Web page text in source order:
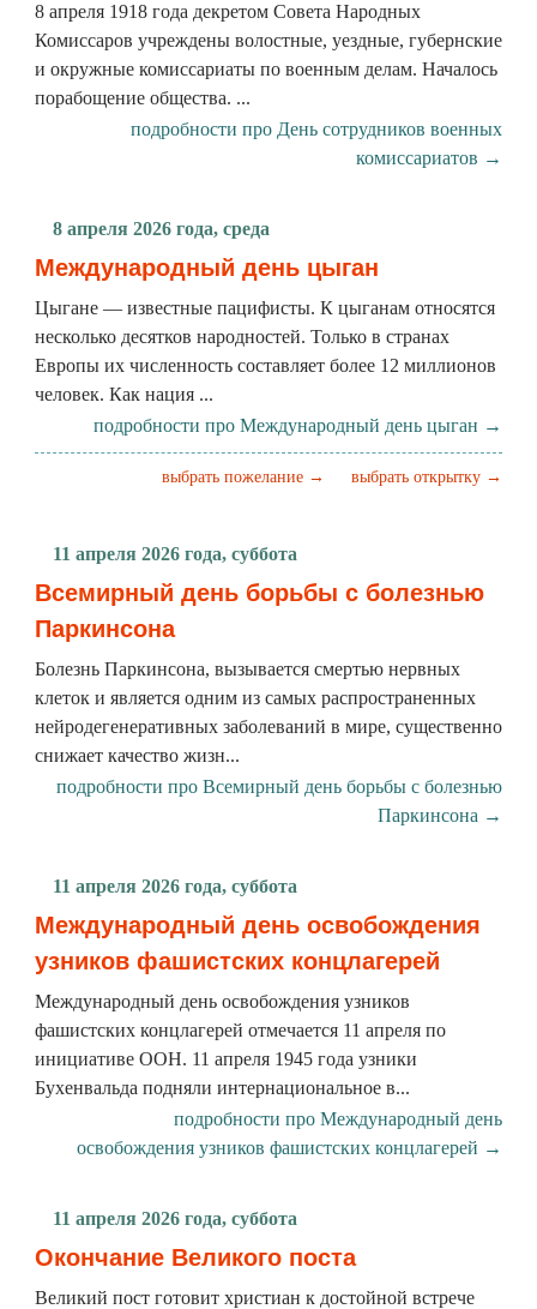
8 апреля 1918 года декретом Совета Народных
Комиссаров учреждены волостные, уездные, губернские
и окружные комиссариаты по военным делам. Началось
порабощение общества. ...
подробности про День сотрудников военных
комиссариатов →
8 апреля 2026 года, среда
Международный день цыган
Цыгане — известные пацифисты. К цыганам относятся
несколько десятков народностей. Только в странах
Европы их численность составляет более 12 миллионов
человек. Как нация ...
подробности про Международный день цыган →
выбрать открытку →
выбрать пожелание →
11 апреля 2026 года, суббота
Всемирный день борьбы с болезнью
Паркинсона
Болезнь Паркинсона, вызывается смертью нервных
клеток и является одним из самых распространенных
нейродегенеративных заболеваний в мире, существенно
снижает качество жизн...
подробности про Всемирный день борьбы с болезнью
Паркинсона →
11 апреля 2026 года, суббота
Международный день освобождения
узников фашистских концлагерей
Международный день освобождения узников
фашистских концлагерей отмечается 11 апреля по
инициативе ООН. 11 апреля 1945 года узники
Бухенвальда подняли интернациональное в...
подробности про Международный день
освобождения узников фашистских концлагерей →
11 апреля 2026 года, суббота
Окончание Великого поста
Великий пост готовит христиан к достойной встрече